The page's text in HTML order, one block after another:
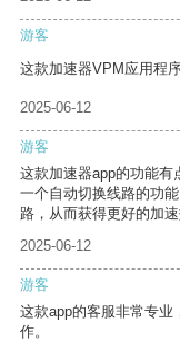
游客
这款加速器VPM应用程
2025-06-12
游客
这款加速器app的功能有
一个自动切换线路的功
路，从而获得更好的加速
2025-06-12
游客
这款app的客服非常专业
作。